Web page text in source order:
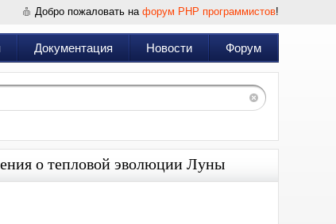
Добро пожаловать на форум PHP программистов!
Документация Новости Форум
о тепловой эволюции Луны